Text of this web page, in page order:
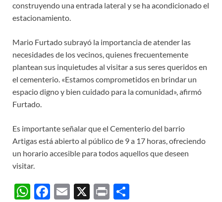
construyendo una entrada lateral y se ha acondicionado el
estacionamiento.
Mario Furtado subrayó la importancia de atender las
necesidades de los vecinos, quienes frecuentemente
plantean sus inquietudes al visitar a sus seres queridos en
el cementerio. «Estamos comprometidos en brindar un
espacio digno y bien cuidado para la comunidad», afirmó
Furtado.
Es importante señalar que el Cementerio del barrio
Artigas está abierto al público de 9 a 17 horas, ofreciendo
un horario accesible para todos aquellos que deseen
visitar.
W F
E
X
P